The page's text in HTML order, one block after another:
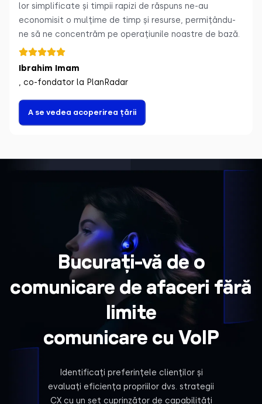
lor simplificate și timpii rapizi de răspuns ne-au
economisit o mulțime de timp și resurse, permițându-
ne să ne concentrăm pe operațiunile noastre de bază.
Ibrahim Imam
, co-fondator la PlanRadar
A se vedea acoperirea țării
Bucurați-vă de o
comunicare de afaceri fără
limite
comunicare cu VoIP
Identificați preferințele clienților și
evaluați eficiența propriilor dvs. strategii
CX cu un set cuprinzător de capabilități